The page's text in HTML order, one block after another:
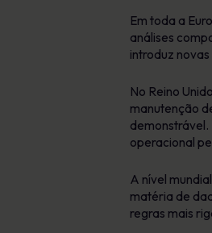
Em toda a
análises
introduz
No Reino
manutenção
demonstrável.
operacional
A nível
matéria de
regras mais